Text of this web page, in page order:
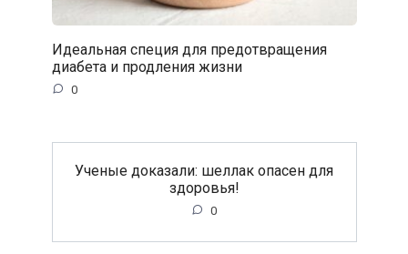
Идеальная специя для предотвращения
диабета и продления жизни
0
Ученые доказали: шеллак опасен для
здоровья!
0